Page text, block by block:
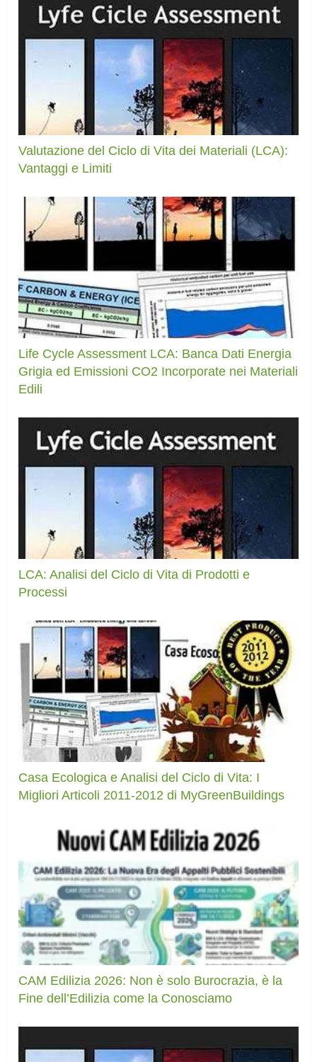
Valutazione del Ciclo di Vita dei Materiali (LCA):
Vantaggi e Limiti
Life Cycle Assessment LCA: Banca Dati Energia
Grigia ed Emissioni CO2 Incorporate nei Materiali
Edili
LCA: Analisi del Ciclo di Vita di Prodotti e
Processi
Casa Ecologica e Analisi del Ciclo di Vita: I
Migliori Articoli 2011-2012 di MyGreenBuildings
CAM Edilizia 2026: Non è solo Burocrazia, è la
Fine dell’Edilizia come la Conosciamo